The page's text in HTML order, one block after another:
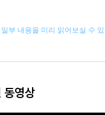
일부 내용을 미리 읽어보실 수
동영상